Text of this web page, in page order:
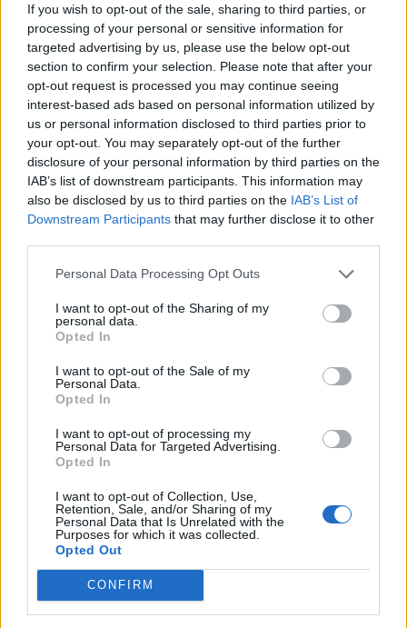
If you wish to opt-out of the sale, sharing to third parties, or
processing of your personal or sensitive information for
targeted advertising by us, please use the below opt-out
section to confirm your selection. Please note that after your
opt-out request is processed you may continue seeing
interest-based ads based on personal information utilized by
us or personal information disclosed to third parties prior to
your opt-out. You may separately opt-out of the further
disclosure of your personal information by third parties on the
IAB’s list of downstream participants. This information may
also be disclosed by us to third parties on the IAB’s List of
Downstream Participants that may further disclose it to other
Personal Data Processing Opt Outs
I want to opt-out of the Sharing of my
personal data.
Opted In
I want to opt-out of the Sale of my
Personal Data.
Opted In
I want to opt-out of processing my
Personal Data for Targeted Advertising.
Opted In
I want to opt-out of Collection, Use,
Retention, Sale, and/or Sharing of my
Personal Data that Is Unrelated with the
Purposes for which it was collected.
Opted Out
CONFIRM
VW: Η δύσκολη εξίσωση της
αναδιάρθρωσης
18η συνεχόμενη χρονιά για τον
ΟΤΕ στη διεθνή σειρά δεικτών
FTSE4Good
Alpha Bank: Για πρώτη φορά το Αρχαίο Θέατρο Επιδαύρου άνοιξε τις
πύλες του σε όλους
βιωσιμότητα σε καθημερινή πράξη
ΠΕΡΙΣΣΌΤΕΡΑ ΣΕ ΑΥΤΉ ΤΗΝ ΚΑΤΗΓΟΡΊΑ
Metlen: Στρατηγικό deal με
την KNDS για την
κατασκευή αρμάτων μάχης
στο Hub του Βόλου
δημιουργία ενός